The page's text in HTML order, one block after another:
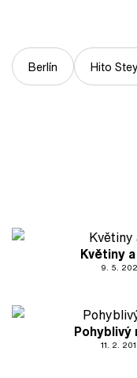
Berlín Hito
Květiny
9. 5.
11. 2.